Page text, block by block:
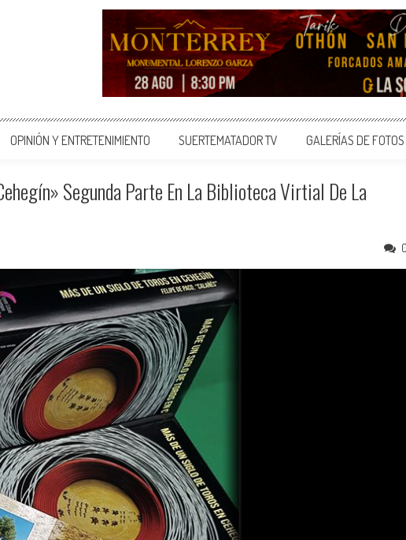
OPINIÓN Y ENTRETENIMIENTO SUERTEMATADOR TV GALERÍAS DE FOTOS
Segunda Parte En La Biblioteca Virtial De La